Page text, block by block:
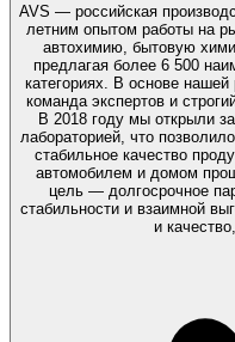
AVS — российская
летним опытом работы на
автохимию, бытовую
предлагая более 6 500
категориях. В основе
команда экспертов и
В 2018 году мы открыли
лабораторией, что
стабильное качество продукции. Мы стремимся
автомобилем и домом
цель — долгосрочное
стабильности и взаимной
и